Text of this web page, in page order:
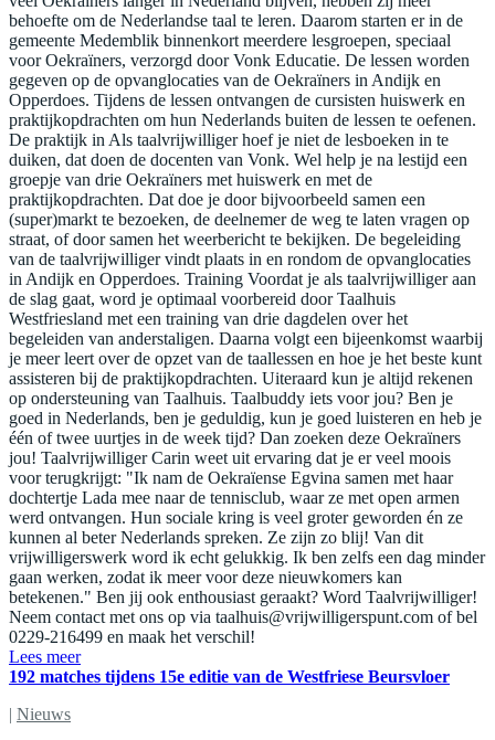
behoefte om de Nederlandse taal te leren. Daarom starten er in de
gemeente Medemblik binnenkort meerdere lesgroepen, speciaal
voor Oekraïners, verzorgd door Vonk Educatie. De lessen worden
gegeven op de opvanglocaties van de Oekraïners in Andijk en
Opperdoes. Tijdens de lessen ontvangen de cursisten huiswerk en
praktijkopdrachten om hun Nederlands buiten de lessen te oefenen.
De praktijk in Als taalvrijwilliger hoef je niet de lesboeken in te
duiken, dat doen de docenten van Vonk. Wel help je na lestijd een
groepje van drie Oekraïners met huiswerk en met de
praktijkopdrachten. Dat doe je door bijvoorbeeld samen een
(super)markt te bezoeken, de deelnemer de weg te laten vragen op
straat, of door samen het weerbericht te bekijken. De begeleiding
van de taalvrijwilliger vindt plaats in en rondom de opvanglocaties
in Andijk en Opperdoes. Training Voordat je als taalvrijwilliger aan
de slag gaat, word je optimaal voorbereid door Taalhuis
Westfriesland met een training van drie dagdelen over het
begeleiden van anderstaligen. Daarna volgt een bijeenkomst waarbij
je meer leert over de opzet van de taallessen en hoe je het beste kunt
assisteren bij de praktijkopdrachten. Uiteraard kun je altijd rekenen
op ondersteuning van Taalhuis. Taalbuddy iets voor jou? Ben je
goed in Nederlands, ben je geduldig, kun je goed luisteren en heb je
één of twee uurtjes in de week tijd? Dan zoeken deze Oekraïners
jou! Taalvrijwilliger Carin weet uit ervaring dat je er veel moois
voor terugkrijgt: "Ik nam de Oekraïense Egvina samen met haar
dochtertje Lada mee naar de tennisclub, waar ze met open armen
werd ontvangen. Hun sociale kring is veel groter geworden én ze
kunnen al beter Nederlands spreken. Ze zijn zo blij! Van dit
vrijwilligerswerk word ik echt gelukkig. Ik ben zelfs een dag minder
gaan werken, zodat ik meer voor deze nieuwkomers kan
betekenen." Ben jij ook enthousiast geraakt? Word Taalvrijwilliger!
Neem contact met ons op via taalhuis@vrijwilligerspunt.com of bel
0229-216499 en maak het verschil!
Lees meer
192 matches tijdens 15e editie van de Westfriese Beursvloer
| Nieuws